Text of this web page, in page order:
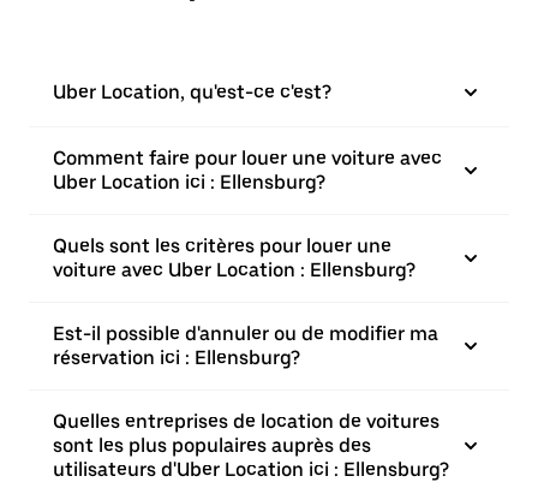
Uber Location, qu'est-ce c'est?
Comment faire pour louer une voiture avec
Uber Location ici : Ellensburg?
Quels sont les critères pour louer une
voiture avec Uber Location : Ellensburg?
Est-il possible d'annuler ou de modifier ma
réservation ici : Ellensburg?
Quelles entreprises de location de voitures
sont les plus populaires auprès des
utilisateurs d'Uber Location ici : Ellensburg?